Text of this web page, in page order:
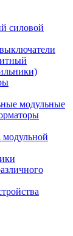
силовой
модульные
модульной